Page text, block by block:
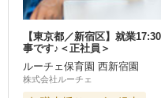
【東京都／新宿区】就業
事です♪＜正社員＞
ルーチェ保育園 西新宿園
株式会社ルーチェ